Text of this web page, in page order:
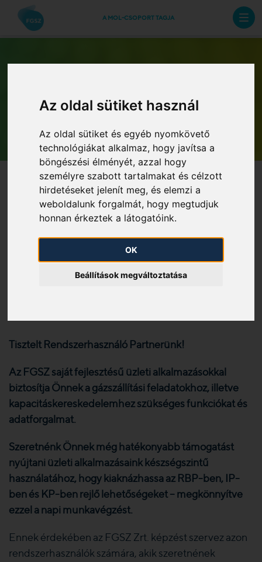
Az oldal sütiket használ
Az oldal sütiket és egyéb nyomkövető
technológiákat alkalmaz, hogy javítsa a
böngészési élményét, azzal hogy
személyre szabott tartalmakat és célzott
hirdetéseket jelenít meg, és elemzi a
weboldalunk forgalmát, hogy megtudjuk
honnan érkeztek a látogatóink.
OK
Beállítások megváltoztatása
A MOL-CSOPORT TAGJA
Archív hírlevelek
FGSZ Rendszerhasználói
Online Tréning 2024. március
6.
Tisztelt Rendszerhasználó Partnerünk!
Az FGSZ saját fejlesztésű üzleti alkalmazásokkal
biztosítja Önnek a gázszállítási feladatokhoz, illetve
kapacitáskereskedelemhez szükséges funkciókat és
adatforgalmat.
Szeretnénk Önnek még hatékonyabb támogatást
nyújtani üzleti alkalmazásaink készségszintű
használatához, hogy kiaknázhassa az RBP-ben, IP-
ben és KP-ben rejlő lehetőségeket – megkönnyítve
ezzel a napi munkavégzést.
Ennek érdekében az FGSZ Zrt. képzést szervez azon
rendszerhasználók számára, akik szeretnének